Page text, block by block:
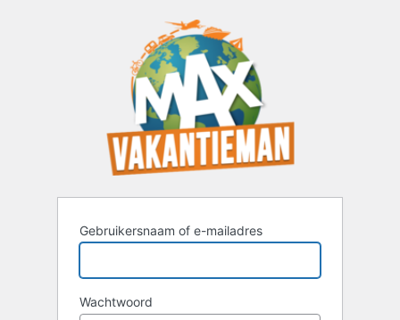
Gebruikersnaam of e-mailadres
Wachtwoord